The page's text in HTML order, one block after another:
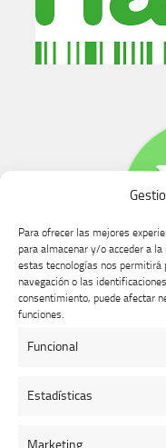
Para ofrecer las mejores
para almacenar y/o acceder a
estas tecnologías nos permitirá
navegación o las
consentimiento, puede afectar
funciones.
Funcional
Estadísticas
Marketing
Buzón de